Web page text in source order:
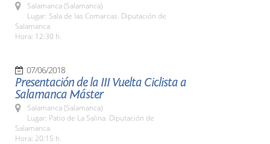
Salamanca (Salamanca)
Lugar: Sala de las Comarcas. Diputación de
Salamanca
Hora: 12:30 h.
07/06/2018
Presentación de la III Vuelta Ciclista a
Salamanca Máster
Salamanca (Salamanca)
Lugar: Patio de La Salina. Diputación de
Salamanca
Hora: 20:15 h.